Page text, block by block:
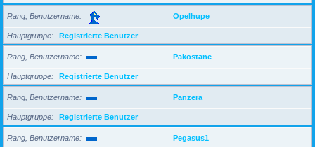
Rang, Benutzername Opelhupe
Hauptgruppe Registrierte Benutzer
Rang, Benutzername Pakostane
Hauptgruppe Registrierte Benutzer
Rang, Benutzername Panzera
Hauptgruppe Registrierte Benutzer
Rang, Benutzername Pegasus1